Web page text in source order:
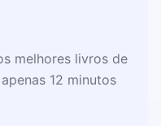
melhores livros de
12 minutos